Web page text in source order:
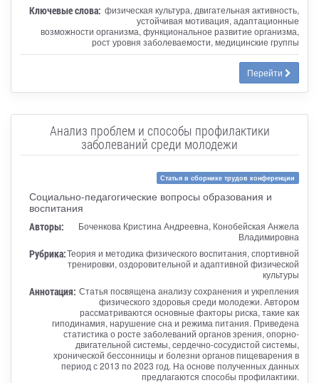
Ключевые слова: физическая культура, двигательная активность,
устойчивая мотивация, адаптационные
возможности организма, функциональное развитие организма,
рост уровня заболеваемости, медицинские группы
Перейти
Анализ проблем и способы профилактики
заболеваний среди молодежи
Статья в сборнике трудов конференции
Социально-педагогические вопросы образования и
воспитания
Авторы:
Боченкова Кристина Андреевна, Конобейская Анжела
Владимировна
Рубрика:Теория и методика физического воспитания, спортивной
тренировки, оздоровительной и адаптивной физической
культуры
Аннотация: Статья посвящена анализу сохранения и укрепления
физического здоровья среди молодежи. Автором
рассматриваются основные факторы риска, такие как
гиподинамия, нарушение сна и режима питания. Приведена
статистика о росте заболеваний органов зрения, опорно-
двигательной системы, сердечно-сосудистой системы,
хронической бессонницы и болезни органов пищеварения в
период с 2013 по 2023 год. На основе полученных данных
предлагаются способы профилактики.